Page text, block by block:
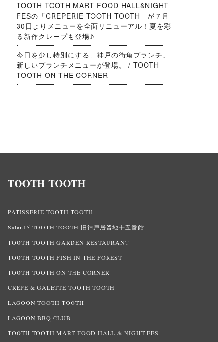
TOOTH TOOTH MART FOOD HALL&NIGHT
FESの「CREPERIE TOOTH TOOTH」が７月
30日よりメニューを全面リニューアル！夏を彩
る新作クレープも登場♪
今日を少し特別にする、神戸の街角ブランチ。
新しいブランチメニューが登場。 / TOOTH
TOOTH ON THE CORNER
PATISSERIE TOOTH TOOTH
Salon15 TOOTH TOOTH 旧神戸居留地十五番館
TOOTH TOOTH GARDEN RESTAURANT
TOOTH TOOTH FISH IN THE FOREST
TOOTH TOOTH ON THE CORNER
CREPE & GALETTE TOOTH TOOTH
LAGOON TOOTH TOOTH
LAGOON BBQ CLUB
TOOTH TOOTH MART FOOD HALL & NIGHT FES